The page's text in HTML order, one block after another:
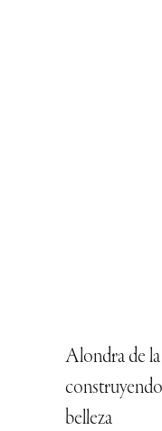
Alondra de la
construyendo
belleza